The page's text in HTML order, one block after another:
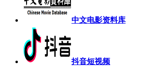
中文电影资料库
抖音短视频